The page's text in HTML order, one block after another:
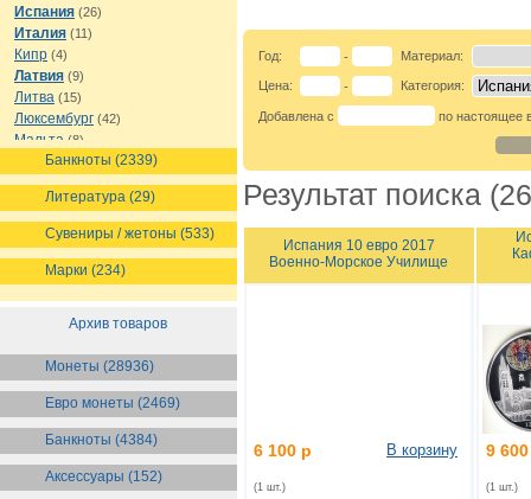
Испания (26)
Италия (11)
Кипр (4)
Латвия (9)
Литва (15)
Люксембург (42)
Мальта (8)
Монако(8)
Нидерланды(21)
Португалия(67)
Сан-Марино(35)
Словакия(7)
Словения(8)
Финляндия(65)
Эстония (10)
Банкноты (2339)
Литература (29)
Сувениры / жетоны (533)
Марки (234)
Архив товаров
Монеты (28936)
Евро монеты (2469)
Банкноты (4384)
Аксессуары (152)
Год: - Материал:
Цена: - Категория:
Добавлена с по настоящее
Результат поиска
Испания 10 евро 2017
Военно-Морское Училище
6 100 р
(1 шт.)
В корзину 9
(1 шт.)